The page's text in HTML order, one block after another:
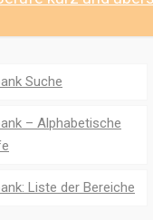
Suche
– Alphabetische
Liste der Bereiche